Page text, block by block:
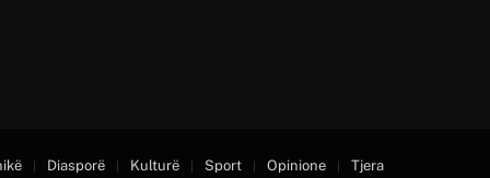
Diasporë Kulturë Sport Opinione Tjera